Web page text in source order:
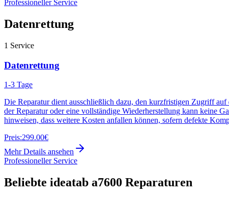
Professioneller Service
Datenrettung
1 Service
Datenrettung
1-3 Tage
Die Reparatur dient ausschließlich dazu, den kurzfristigen Zugriff
der Reparatur oder eine vollständige Wiederherstellung kann keine
hinweisen, dass weitere Kosten anfallen können, sofern defekte
Preis:299.00€
Mehr Details ansehen
Professioneller Service
Beliebte ideatab a7600 Reparaturen